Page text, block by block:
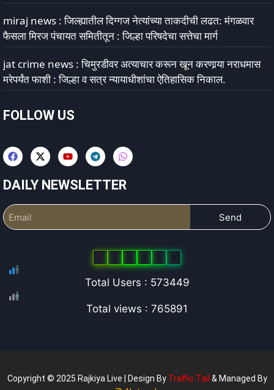
miraj news : जिल्ह्यातील दिग्गज नेत्यांच्या ताकदीची लढत: मंगळवार
फैसला मिरज पंचायत समितीतून : जिल्हा परिषदेचा सत्तेचा मार्ग
jat crime news : चिमुरडीवर अत्याचार करून खून करणार्‍या नराधमास
मरेपर्यंत फाशी : जिल्हा व सत्र न्यायाधीशांचा ऐतिहासिक निकाल.
FOLLOW US
DAILY NEWSLETTER
Send
5 7 4 4 9
Total Users : 573449
Total views : 765891
Copyright © 2025 Rajkiya Live | Design By Traffic Tail & Managed By